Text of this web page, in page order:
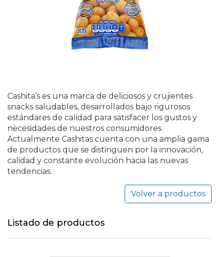
Cashita’s es una marca de deliciosos y crujientes
snacks saludables, desarrollados bajo rigurosos
estándares de calidad para satisfacer los gustos y
necesidades de nuestros consumidores.
Actualmente Cashitas cuenta con una amplia gama
de productos que se distinguen por la innovación,
calidad y constante evolución hacia las nuevas
tendencias.
Volver a productos
Listado de productos